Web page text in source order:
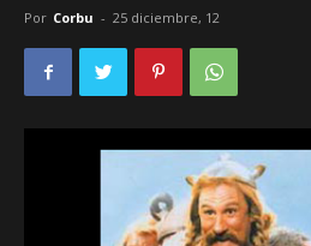
Por Corbu - 25 diciembre, 12